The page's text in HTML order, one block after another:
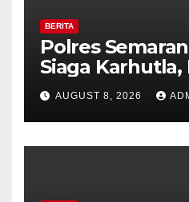
BERITA
Polres
Siaga Karhutla,
Tekankan
Kesiapsiagaan
Kemarau.
AUGUST 8, 2026